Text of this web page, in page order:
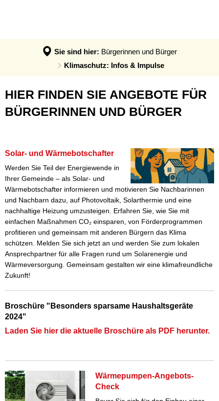
Klimaschutz: Infos & Impulse
Refill in der VG Montabaur
Klimaschutz: Infos & ImpulseKlimaschutzkonzept
Quartierskonzepte
Kommunale Wärmeplanung
Sie sind hier: Bürgerinnen und Bürger
Klimaschutz: Infos & Impulse
HIER FINDEN SIE ANGEBOTE FÜR
BÜRGERINNEN UND BÜRGER
Solar- und Wärmebotschafter
Werden Sie Teil der Energiewende in
Ihrer Gemeinde – als Solar- und
Wärmebotschafter informieren und motivieren Sie Nachbarinnen
und Nachbarn dazu, auf Photovoltaik, Solarthermie und eine
nachhaltige Heizung umzusteigen. Erfahren Sie, wie Sie mit
einfachen Maßnahmen CO₂ einsparen, von Förderprogrammen
profitieren und gemeinsam mit anderen Bürgern das Klima
schützen. Melden Sie sich jetzt an und werden Sie zum lokalen
Ansprechpartner für alle Fragen rund um Solarenergie und
Wärmeversorgung. Gemeinsam gestalten wir eine klimafreundliche
Zukunft!
Broschüre "Besonders sparsame Haushaltsgeräte
2024"
Laden Sie hier die aktuelle Broschüre als PDF herunter.
Wärmepumpen-Angebots-
Check